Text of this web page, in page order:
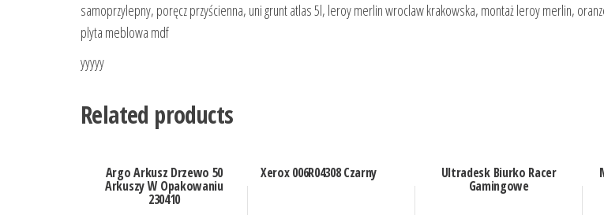
samoprzylepny, poręcz przyścienna, uni grunt atlas 5l, leroy merlin wroclaw krakowska, montaż leroy merlin,
plyta meblowa mdf
yyyyy
Related products
Argo Arkusz Drzewo 50
Arkuszy W Opakowaniu
230410
Xerox 006R04308 Czarny Ultradesk Biurko Racer
Gamingowe